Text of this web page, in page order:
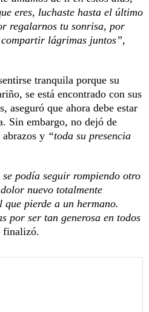
eres, luchaste hasta el último
regalarnos tu sonrisa, por
lágrimas juntos”,
tranquila porque su
se está encontrado con sus
aseguró que ahora debe estar
Sin embargo, no dejó de
abrazos y “toda su presencia
podía seguir rompiendo otro
nuevo totalmente
pierde a un hermano.
por ser tan generosa en todos
finalizó.